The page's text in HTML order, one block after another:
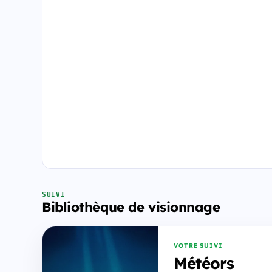
SUIVI
Bibliothèque de visionnage
VOTRE SUIVI
Météors